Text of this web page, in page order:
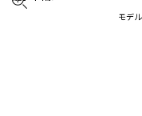
モデ